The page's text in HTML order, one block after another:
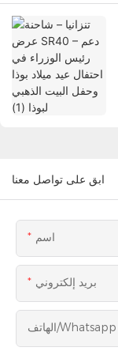
ابق على تواصل معنا
اسم
بريد إلكتروني
الهاتف/whatsapp